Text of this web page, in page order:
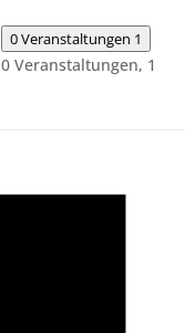
0 Veranstaltungen 1
0 Veranstaltungen, 1